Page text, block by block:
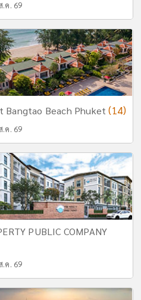
.ค. 69
Bangtao Beach Phuket(14)
.ค. 69
PUBLIC COMPANY
.ค. 69